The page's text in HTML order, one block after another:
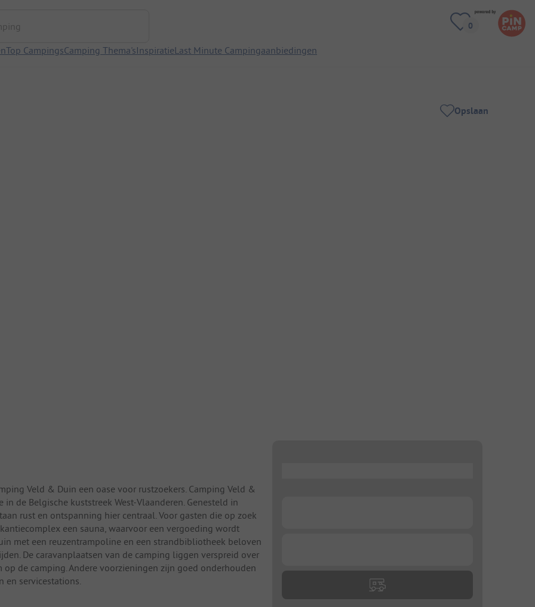
Top CampingsCamping Thema'sInspiratieLast Minute Campingaanbiedingen
Opslaan
Veld & Duin een oase voor rustzoekers. Camping Veld &
de Belgische kuststreek West-Vlaanderen. Genesteld in
rust en ontspanning hier centraal. Voor gasten die op zoek
een sauna, waarvoor een vergoeding wordt
met een reuzentrampoline en een strandbibliotheek beloven
De caravanplaatsen van de camping liggen verspreid over
de camping. Andere voorzieningen zijn goed onderhouden
servicestations.